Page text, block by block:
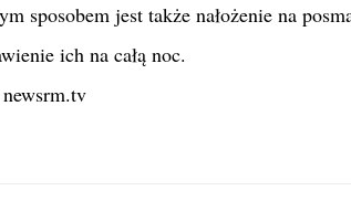
sposobem jest także nałożenie na
ich na całą noc.